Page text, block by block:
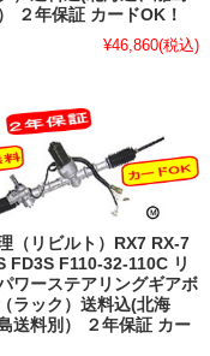
２年保証 カードOK！
¥46,860(税込)
（リビルト）RX7 RX-7
FD3S F110-32-110C リ
ワーステアリングギアボ
ラック）送料込(北海
送料別） ２年保証 カー